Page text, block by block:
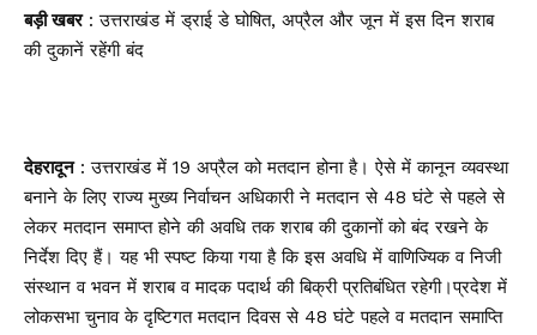
बड़ी खबर: उत्तराखंड में ड्राई डे घोषित, अप्रैल और जून में इस दिन शराब
की दुकानें रहेंगी बंद
देहरादून: उत्तराखंड में 19 अप्रैल को मतदान होना है। ऐसे में कानून व्यवस्था
बनाने के लिए राज्य मुख्य निर्वाचन अधिकारी ने मतदान से 48 घंटे से पहले से
लेकर मतदान समाप्त होने की अवधि तक शराब की दुकानों को बंद रखने के
निर्देश दिए हैं। यह भी स्पष्ट किया गया है कि इस अवधि में वाणिज्यिक व निजी
संस्थान व भवन में शराब व मादक पदार्थ की बिक्री प्रतिबंधित रहेगी।प्रदेश में
लोकसभा चुनाव के दृष्टिगत मतदान दिवस से 48 घंटे पहले व मतदान समाप्ति